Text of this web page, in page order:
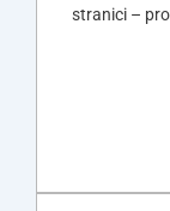
stranici –